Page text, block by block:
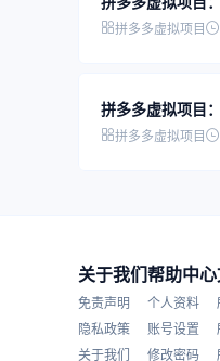
拼多多虚拟项目
拼多多虚拟项目
拼多多虚拟项目
关于我们
免责声明
隐私政策
关于我们
帮助中心
个人资料
账号设置
修改密码